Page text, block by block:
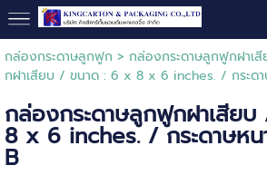
กล่องกระดาษลูกฟูก > กล่องกระดาษลูกฟูกฝาเสี
กฝาเสียบ / ขนาด : 6 x 8 x 6 inches. / กระด
กล่องกระดาษลูกฟูกฝาเสีย
8 x 6 inches. / กระดาษห
B